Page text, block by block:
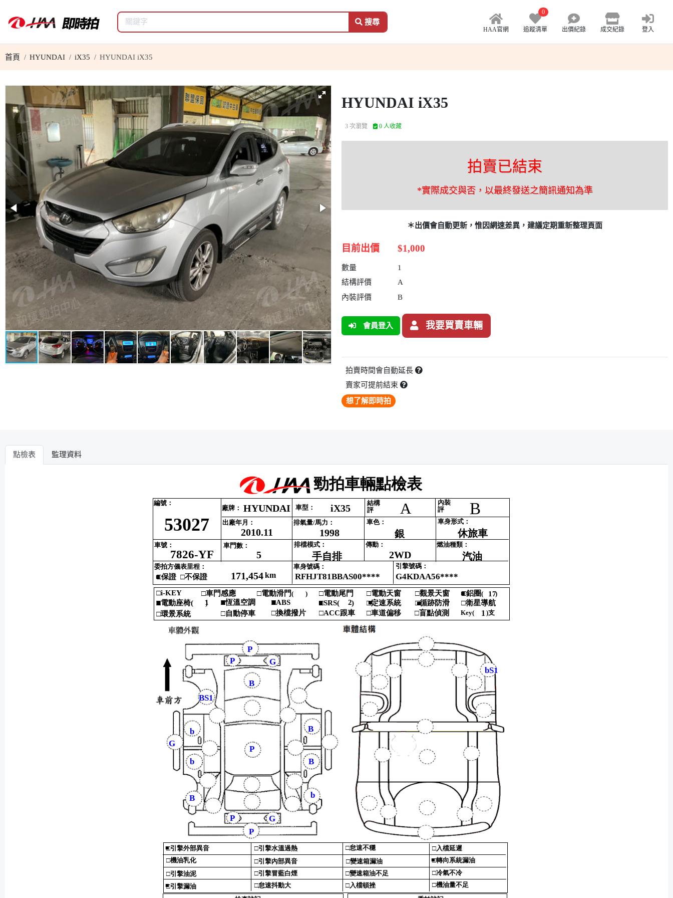
搜尋
HAA官網
0
追蹤清單 出價紀錄 成交紀錄 登入
首頁 HYUNDAI iX35 HYUNDAI iX35
HYUNDAI iX35
3 次瀏覽 0 人收藏
拍賣已結束
*實際成交與否，以最終發送之簡訊通知為準
＊出價會自動更新，惟因網速差異，建議定期重新整理頁面
目前出價 $1,000
數量
1
結構評價
A
內裝評價
B
會員登入 我要買賣車輛
拍賣時間會自動延長
賣家可提前結束
想了解即時拍
點檢表 監理資料